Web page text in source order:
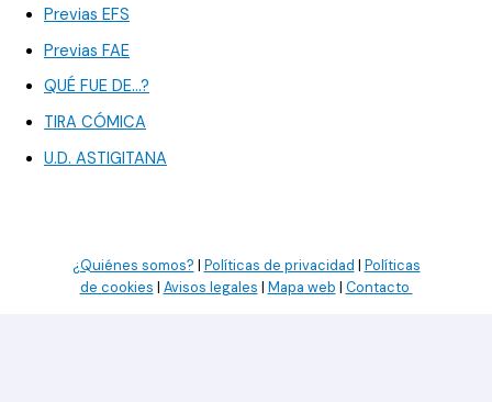
Previas EFS
Previas FAE
QUÉ FUE DE…?
TIRA CÓMICA
U.D. ASTIGITANA
¿Quiénes somos? | Políticas de privacidad | Políticas
de cookies | Avisos legales | Mapa web | Contacto